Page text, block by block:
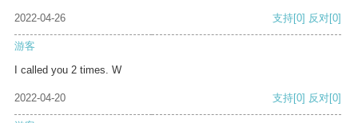
2022-04-26 支持[0] 反对[0]
游客
I called you 2 times. W
2022-04-20 支持[0] 反对[0]